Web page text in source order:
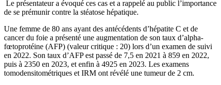
Le présentateur a évoqué ces cas et a rappelé au public l’importance
de se prémunir contre la stéatose hépatique.
Une femme de 80 ans ayant des antécédents d’hépatite C et de
cancer du foie a présenté une augmentation de son taux d’alpha-
fœtoprotéine (AFP) (valeur critique : 20) lors d’un examen de suivi
en 2022. Son taux d’AFP est passé de 7,5 en 2021 à 859 en 2022,
puis à 2350 en 2023, et enfin à 4925 en 2023. Les examens
tomodensitométriques et IRM ont révélé une tumeur de 2 cm.